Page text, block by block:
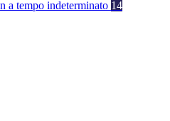
a tempo indeterminato 14